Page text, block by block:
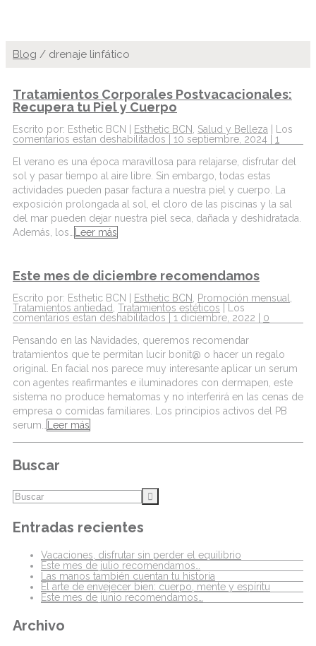
Blog / drenaje linfático
Tratamientos Corporales Postvacacionales:
Recupera tu Piel y Cuerpo
Escrito por: Esthetic BCN | Esthetic BCN Salud y Belleza
Los
comentarios estan deshabilitados | 10 septiembre, 2024 | 1
El verano es una época maravillosa para relajarse, disfrutar del
sol y pasar tiempo al aire libre. Sin embargo, todas estas
actividades pueden pasar factura a nuestra piel y cuerpo. La
exposición prolongada al sol, el cloro de las piscinas y la sal
del mar pueden dejar nuestra piel seca, dañada y deshidratada.
Además, los…
Leer más
Este mes de diciembre recomendamos
Escrito por: Esthetic BCN | Esthetic BCN Promoción mensual
Tratamientos antiedad Tratamientos estéticos
Los
comentarios estan deshabilitados | 1 diciembre, 2022 | 0
Pensando en las Navidades, queremos recomendar
tratamientos que te permitan lucir bonit@ o hacer un regalo
original. En facial nos parece muy interesante aplicar un serum
con agentes reafirmantes e iluminadores con dermapen, este
sistema no produce hematomas y no interferirá en las cenas de
empresa o comidas familiares. Los principios activos del PB
serum…
Leer más
Buscar
Entradas recientes
Vacaciones, disfrutar sin perder el equilibrio
Este mes de julio recomendamos…
Las manos también cuentan tu historia
El arte de envejecer bien: cuerpo, mente y espíritu
Este mes de junio recomendamos…
Archivo